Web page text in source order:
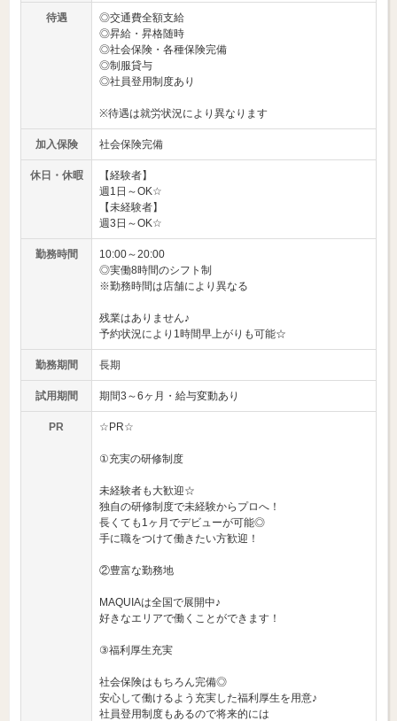
待遇
◎交通費全額支給
◎昇給・昇格随時
◎社会保険・各種保険完備
◎制服貸与
◎社員登用制度あり
※待遇は就労状況により異なります
加入保険 社会保険完備
休日・休暇
【経験者】
週1日～OK☆
【未経験者】
週3日～OK☆
勤務時間
10:00～20:00
◎実働8時間のシフト制
※勤務時間は店舗により異なる
残業はありません♪
予約状況により1時間早上がりも可能☆
勤務期間 長期
試用期間 期間3～6ヶ月・給与変動あり
PR ☆PR☆
①充実の研修制度
未経験者も大歓迎☆
独自の研修制度で未経験からプロへ！
長くても1ヶ月でデビューが可能◎
手に職をつけて働きたい方歓迎！
②豊富な勤務地
MAQUIAは全国で展開中♪
好きなエリアで働くことができます！
③福利厚生充実
社会保険はもちろん完備◎
安心して働けるよう充実した福利厚生を用意♪
社員登用制度もあるので将来的には